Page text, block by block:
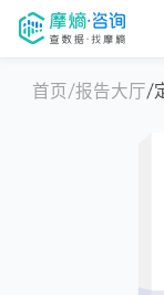
首页 报告大厅